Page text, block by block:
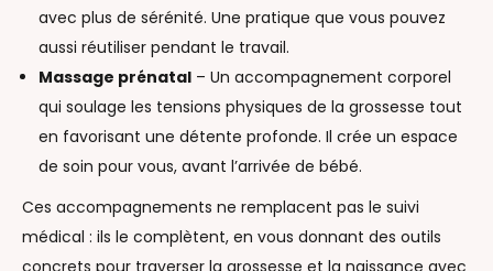
avec plus de sérénité. Une pratique que vous pouvez
aussi réutiliser pendant le travail.
Massage prénatal – Un accompagnement corporel
qui soulage les tensions physiques de la grossesse tout
en favorisant une détente profonde. Il crée un espace
de soin pour vous, avant l’arrivée de bébé.
Ces accompagnements ne remplacent pas le suivi
médical : ils le complètent, en vous donnant des outils
concrets pour traverser la grossesse et la naissance avec